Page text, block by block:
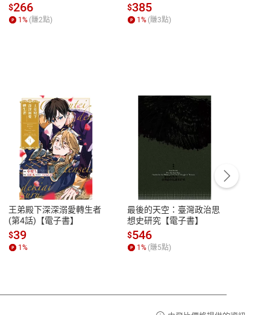
性
參
客服資訊
服務時間：週一到週五 10:00-12:00、
13:00-17:00 (國定假日及例假日休息)
客服電話：0080-1857077
全球經濟和每個人的投資
【電子書】
$266
1% (賺2點)
子書】
$385
1% (賺3點)
王弟殿下深深溺愛轉生者
(第4話)【電子書】
$39
1%
最後的天空：臺灣政治思
想史研究【電子書】
$546
1% (賺5點)